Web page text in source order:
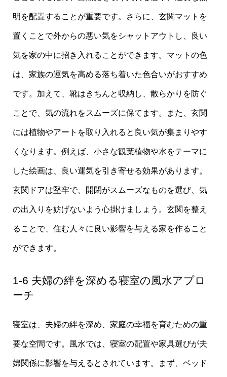
明を配置することが重要です。さらに、玄関マットを
置くことで外からの悪い気をシャットアウトし、良い
気を家の中に招き入れることができます。マットの色
は、家族の運気を高める落ち着いた色合いがおすすめ
です。加えて、靴はきちんと収納し、散らかりを防ぐ
ことで、気の流れをスムーズに保てます。また、玄関
には植物やアートを取り入れると良い気が集まりやす
くなります。例えば、小さな観葉植物や水をテーマに
した絵画は、良い運気を引き寄せる効果があります。
玄関ドアは堅牢で、開閉がスムーズなものを選び、気
の出入りを妨げないよう心掛けましょう。玄関を整え
ることで、住む人々に良い影響を与える家を作ること
ができます。
1-6 夫婦の絆を深める寝室の風水アプロ
ーチ
寝室は、夫婦の絆を深め、家庭の幸福を育むための重
要な空間です。風水では、寝室の配置や家具選びが夫
婦関係に影響を与えるとされています。まず、ベッド